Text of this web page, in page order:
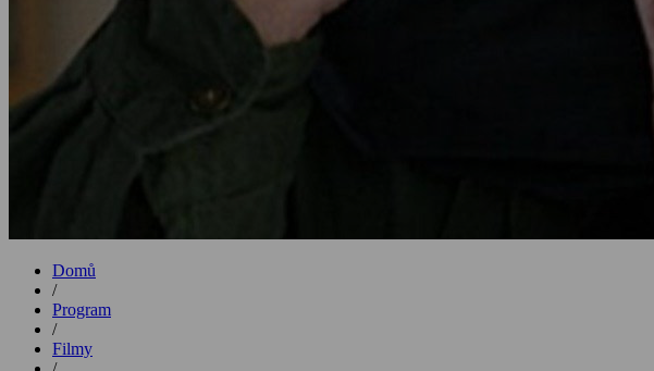
Domů
/
Program
/
Filmy